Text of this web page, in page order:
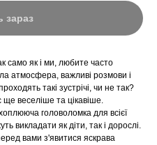
зараз
само як і ми, любите часто
атмосфера, важливі розмови і
такі зустрічі, чи не так?
веселіше та цікавіше.
головоломка для всієї
викладати як діти, так і дорослі.
вами з'явитися яскрава